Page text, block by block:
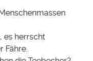
es herrscht
Fähre.